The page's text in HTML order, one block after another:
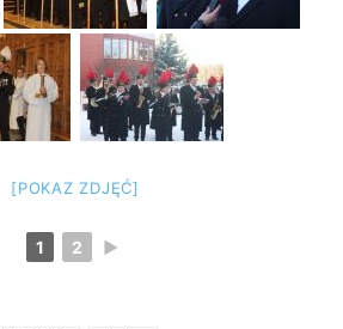
[POKAZ ZDJĘĆ]
1 2 ►